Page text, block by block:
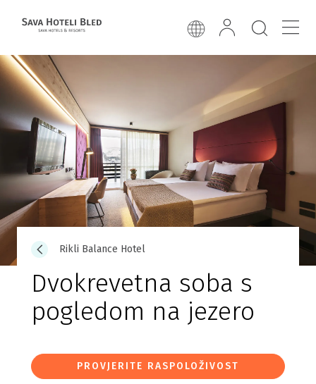
Rikli Balance Hotel
Dvokrevetna soba s
pogledom na jezero
PROVJERITE RASPOLOŽIVOST